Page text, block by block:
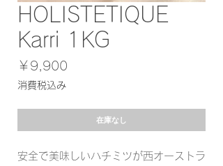
HOLISTETIQUE
Karri 1KG
￥9,900
消費税込み
在庫なし
安全で美味しいハチミツが西オーストラ